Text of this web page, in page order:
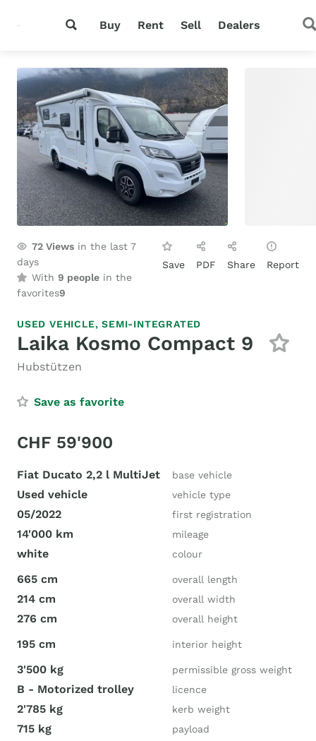
Buy Rent Sell Dealers
72 Views in the last 7
days
With 9 people in the
favorites9
Save PDF Share Report
USED VEHICLE,SEMI-INTEGRATED
Laika Kosmo Compact 9
Hubstützen
Save as favorite
CHF 59'900
Fiat Ducato 2,2 l MultiJet base vehicle
Used vehicle vehicle type
05/2022 first registration
14'000 km mileage
white colour
665 cm overall length
214 cm overall width
276 cm overall height
195 cm interior height
3'500 kg permissible gross weight
B - Motorized trolley licence
2'785 kg kerb weight
715 kg payload